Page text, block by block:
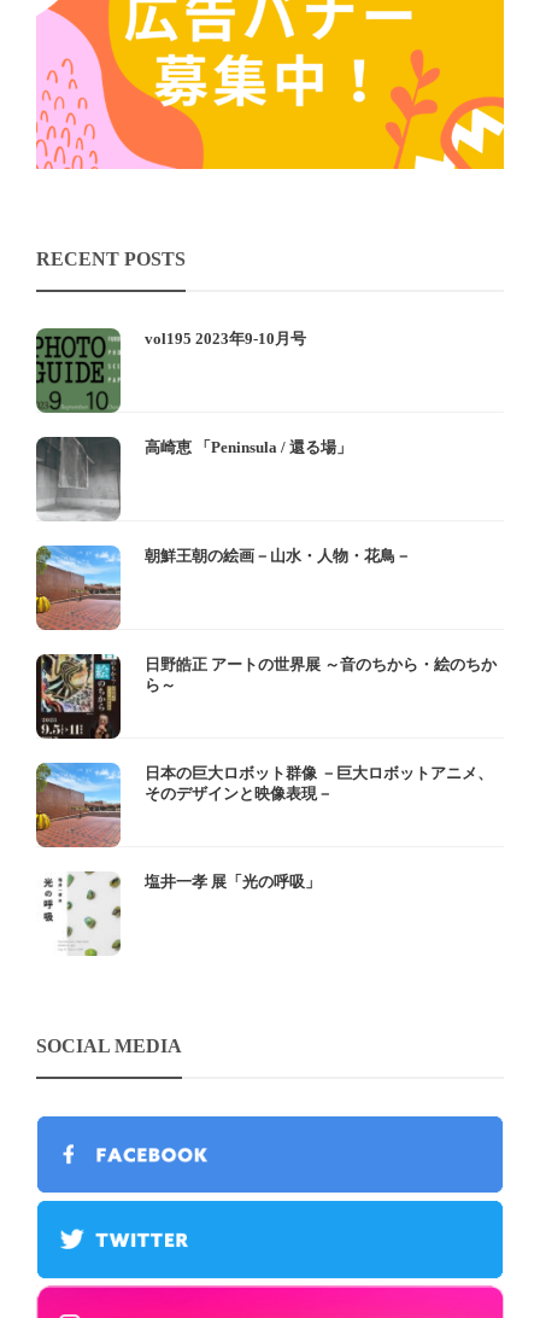
RECENT POSTS
vol195 2023年9-10月号
高崎恵 「Peninsula / 還る場」
朝鮮王朝の絵画－山水・人物・花鳥－
日野皓正 アートの世界展 ～音のちから・絵のちか
ら～
日本の巨大ロボット群像 －巨大ロボットアニメ、
そのデザインと映像表現－
塩井一孝 展「光の呼吸」
SOCIAL MEDIA